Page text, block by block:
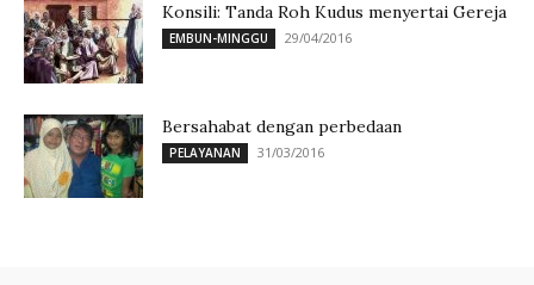
Konsili: Tanda Roh Kudus menyertai Gereja
EMBUN-MINGGU 29/04/2016
Bersahabat dengan perbedaan
PELAYANAN 31/03/2016